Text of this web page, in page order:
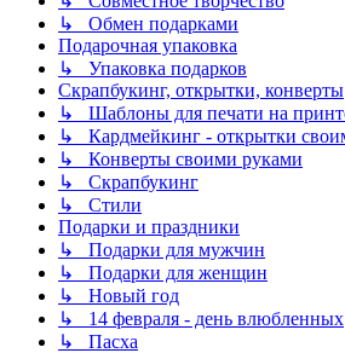
↳ Обмен подарками
Подарочная упаковка
↳ Упаковка подарков
Скрапбукинг, открытки, конверты
↳ Шаблоны для печати на
↳ Кардмейкинг - открытки
↳ Конверты своими руками
↳ Скрапбукинг
↳ Стили
Подарки и праздники
↳ Подарки для мужчин
↳ Подарки для женщин
↳ Новый год
↳ 14 февраля - день влюбленных
↳ Пасха